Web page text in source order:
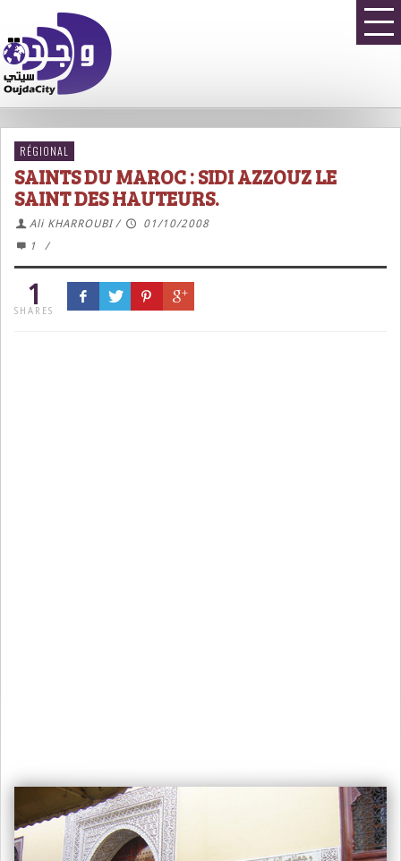
RÉGIONAL
SAINTS DU MAROC : SIDI AZZOUZ LE
SAINT DES HAUTEURS.
Ali KHARROUBI /
01/10/2008
1
/
1
SHARES